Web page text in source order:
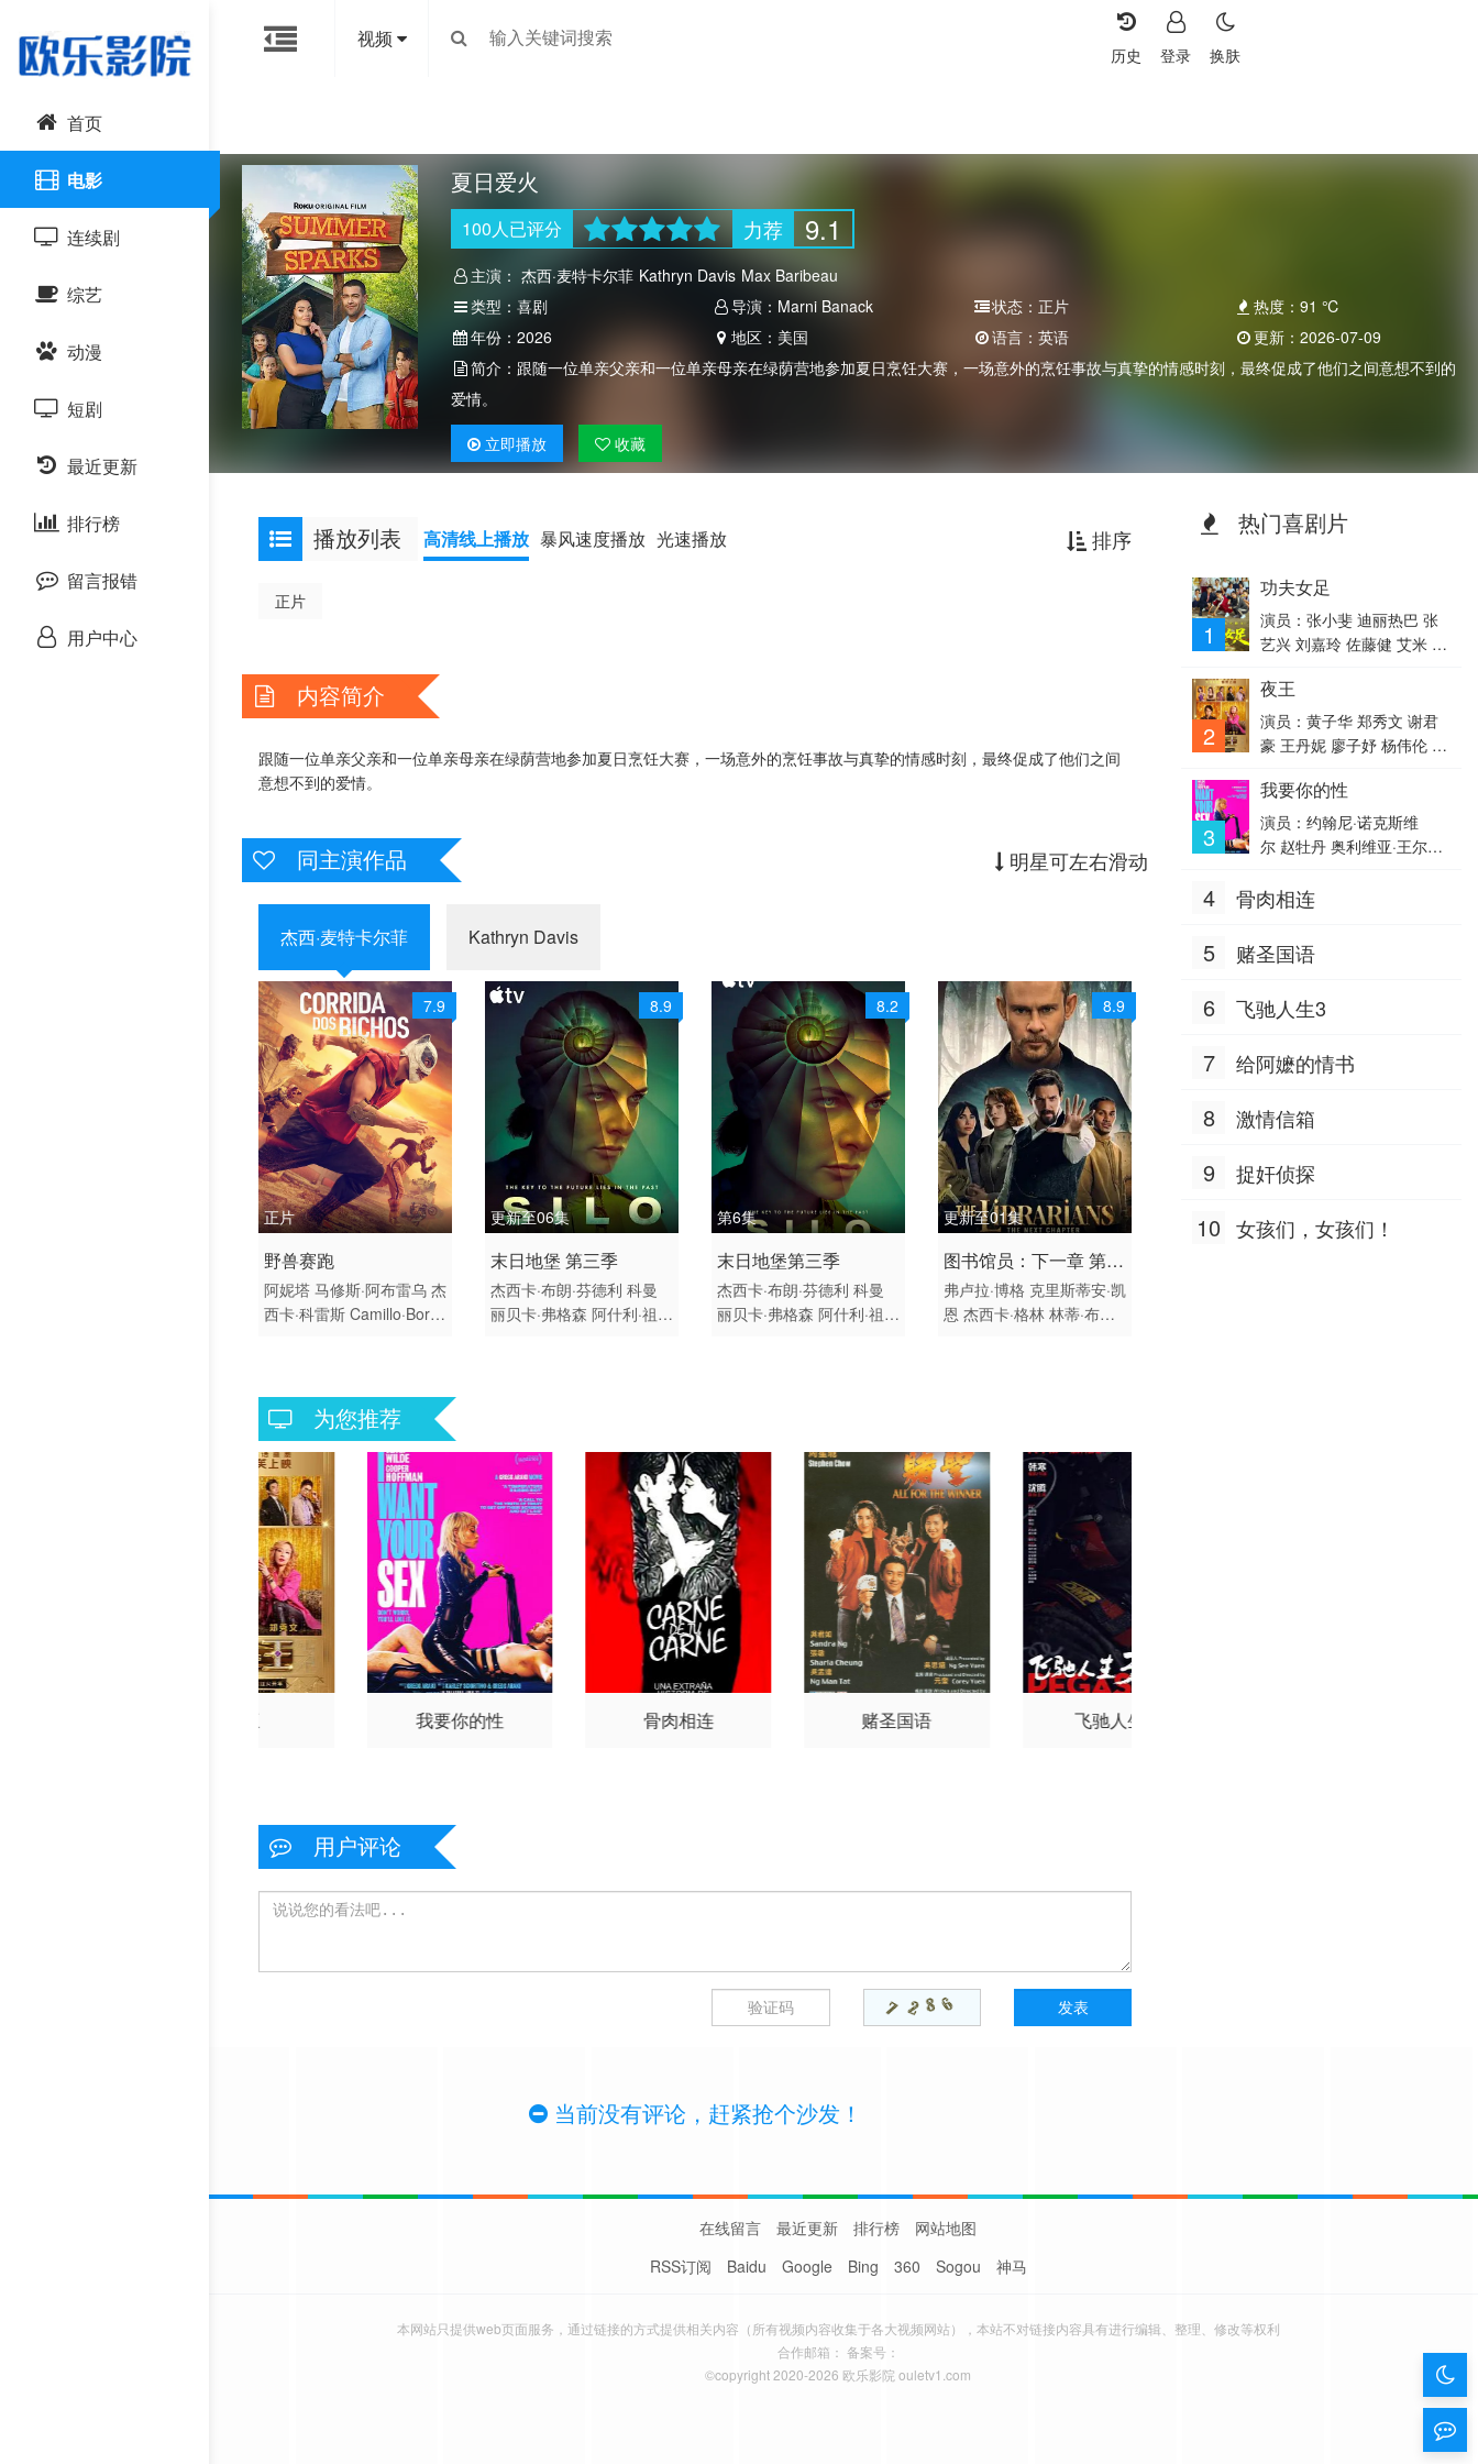
视频
换肤
登录
历史
首页
电影
连续剧
国产剧
港台剧
日韩剧
欧美剧
泰国剧
综艺
大陆综艺
日韩综艺
港台综艺
欧美综艺
动漫
国产动漫
日韩动漫
欧美动漫
短剧
最近更新
排行榜
留言报错
用户中心
夏日爱火
100人已评分 力荐 9.1
主演： 杰西·麦特卡尔菲 Kathryn Davis Max Baribeau
类型： 喜剧 导演： Marni Banack 状态：正片 热度： 91 ℃
年份： 2026 地区： 美国 语言：英语 更新： 2026-07-09
简介： 跟随一位单亲父亲和一位单亲母亲在绿荫营地参加夏日烹饪大赛，一场意外的烹饪事故与真挚的情感时刻，最终促成了他们之间意想不到的
爱情。
立即播放 收藏
播放列表 排序
高清线上播放 暴风速度播放 光速播放
正片
内容简介
跟随一位单亲父亲和一位单亲母亲在绿荫营地参加夏日烹饪大赛，一场意外的烹饪事故与真挚的情感时刻，最终促成了他们之间
意想不到的爱情。
同主演作品 明星可左右滑动
杰西·麦特卡尔菲 Kathryn Davis
7.9
正片
2025 / 巴西 / 葡萄牙语
动作 科幻 惊悚 犯罪 冒险
野兽赛跑
阿妮塔 马修斯·阿布雷乌 杰
西卡·科雷斯 Camillo·Borg
Andre·Curti Camilla·de·Lu
cas
Paulo·Vieira·de·Melo
Renato·de·Souza Gabriel·
Ángel·Delgado
8.9
更新至06集
2025 / 美国 / 英语
美国 欧美
末日地堡 第三季
杰西卡·布朗·芬德利 科曼
丽贝卡·弗格森 阿什利·祖克
乌奇 亚历山大·莱利 克莱尔
·珀金斯
雷米·米
尔纳 史蒂夫·扎恩
比利·波
8.2
第6集
2025 / 美国 / 英语
剧情 科幻 悬疑 欧美
末日地堡第三季
杰西卡·布朗·芬德利 科曼
丽贝卡·弗格森 阿什利·祖克
乌奇 亚历山大·莱利 克莱尔
·珀金斯
雷米·米
尔纳 史蒂夫·扎恩
8.9
更新至01集
2026 / 美国 / 英语
欧美
图书馆员：下一章 第二
季
弗卢拉·博格 克里斯蒂安·凯
恩 杰西卡·格林 林蒂·布丝
为您推荐
夜王 我要你的性 骨肉相连 赌圣国语 飞驰人生3
用户评论
当前没有评论，赶紧抢个沙发！
热门喜剧片
1
功夫女足
演员：张小斐 迪丽热巴 张
艺兴 刘嘉玲 佐藤健 艾米 雪
娜 欧阳靖 张继聪 欧阳万
成 陈旻 李卓媚
2
夜王
演员：黄子华 郑秀文 谢君
豪 王丹妮 廖子妤 杨伟伦 卢
萱 李芯駖 林熙彤 邓丽英 蔡
蕙琪
3
我要你的性
演员：约翰尼·诺克斯维
尔 赵牡丹 奥利维亚·王尔
丁 戴维德·迪格斯 库珀·霍夫
德·麦克拉克伦 查莉XCX Mik
i·Murad Coda·Li·Marcus Ke
4 骨肉相连
5 赌圣国语
6 飞驰人生3
7 给阿嬷的情书
8 激情信箱
9 捉奸侦探
10 女孩们，女孩们！
暗
色留
在线留言 最近更新 排行榜
网站地图
RSS订阅
Baidu Google Bing 360 Sogou 神马
本网站只提供web页面服务，通过链接的方式提供相关内容（所有视频内容收集于各大视频网站），本站不对链接内容具有进行编辑、整理、修改等权利
合作邮箱： 备案号：
©copyright 2020-2026 欧乐影院 ouletv1.com